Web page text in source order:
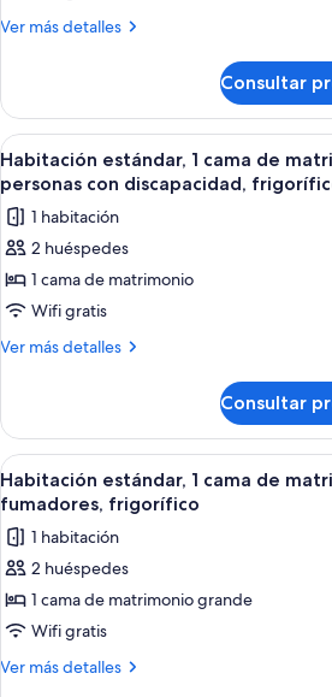
Wi-
Suite-
Bed,
Non-
Smoking,
Full
Kitchen,
Wi-
Fi
Ver más detalles
Más
1
Queen
Bed,
Non-
Smoking,
Full
Kitchen,
Fi
Consultar
Abrir
todas
las
fotos
de
Habitación
estándar,
1
matrimonio,
accesible
para
personas
con
discapacidad,
frigorífico
6
Habitación estándar, 1 cama de
personas con discapacidad,
1 habitación
2 huéspedes
1 cama de matrimonio
Wifi gratis
Ver más detalles
Más
estándar,
cama
de
accesible
para
con
discapacidad,
Consultar
Abrir
todas
las
fotos
de
Habitación
estándar,
1
5
Habitación estándar, 1 cama de
fumadores, frigorífico
1 habitación
2 huéspedes
1 cama de matrimonio grande
Wifi gratis
Ver más detalles
Más